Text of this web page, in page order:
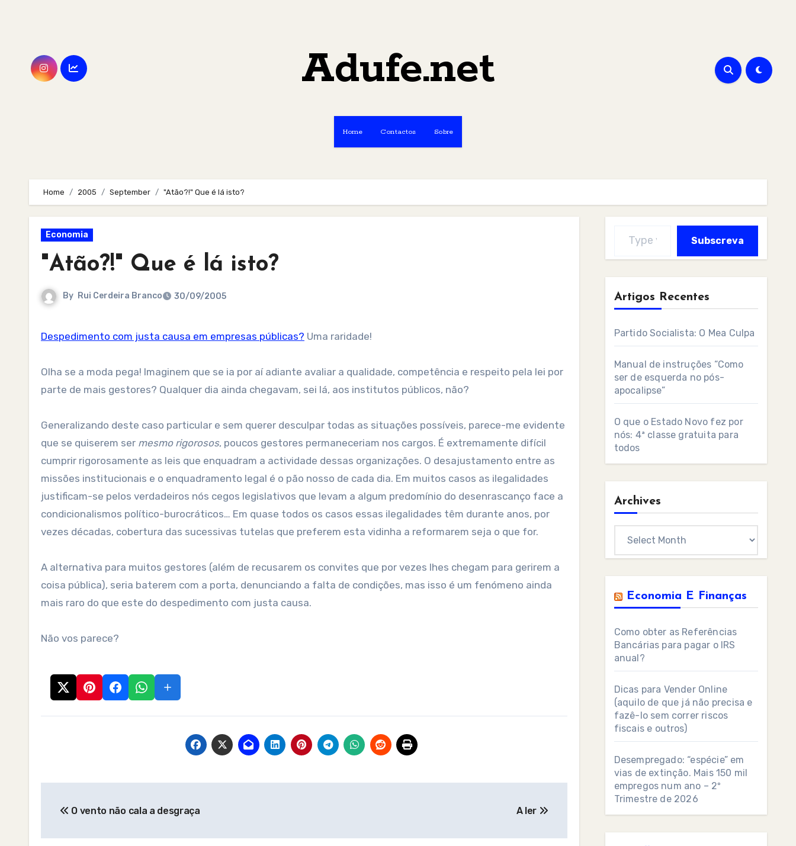
Adufe.net
Home Contactos Sobre
Home 2005 September "Atão?!" Que é lá isto?
Economia
"Atão?!" Que é lá isto?
By Rui Cerdeira Branco 30/09/2005
Despedimento com justa causa em empresas públicas? Uma raridade!
Olha se a moda pega! Imaginem que se ia por aí adiante avaliar a qualidade, competência e respeito pela lei por
parte de mais gestores? Qualquer dia ainda chegavam, sei lá, aos institutos públicos, não?
Generalizando deste caso particular e sem querer desculpar todas as situações possíveis, parece-me evidente
que se quiserem ser mesmo rigorosos, poucos gestores permaneceriam nos cargos. É extremamente difícil
cumprir rigorosamente as leis que enquadram a actividade dessas organizações. O desajustamento entre as
missões institucionais e o enquadramento legal é o pão nosso de cada dia. Em muitos casos as ilegalidades
justificam-se pelos verdadeiros nós cegos legislativos que levam a algum predomínio do desenrascanço face a
condicionalismos político-burocráticos… Em quase todos os casos essas ilegalidades têm durante anos, por
vezes décadas, cobertura das sucessivas tutelas que preferem esta vidinha a reformarem seja o que for.
A alternativa para muitos gestores (além de recusarem os convites que por vezes lhes chegam para gerirem a
coisa pública), seria baterem com a porta, denunciando a falta de condições, mas isso é um fenómeno ainda
mais raro do que este do despedimento com justa causa.
Não vos parece?
navigation
O vento não cala a desgraça A ler
Subscreva
Artigos Recentes
Partido Socialista: O Mea Culpa
Manual de instruções “Como
ser de esquerda no pós-
apocalipse”
O que o Estado Novo fez por
nós: 4ª classe gratuita para
todos
Archives
Economia E Finanças
Como obter as Referências
Bancárias para pagar o IRS
anual?
Dicas para Vender Online
(aquilo de que já não precisa e
fazê-lo sem correr riscos
fiscais e outros)
Desempregado: “espécie” em
vias de extinção. Mais 150 mil
empregos num ano – 2º
Trimestre de 2026